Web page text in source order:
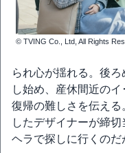
© TVING Co., Ltd, All Rights
られ心が揺れる。後
し始め、産休間近の
復帰の難しさを伝え
したデザイナーが締
ヘラで探しに行くのだ